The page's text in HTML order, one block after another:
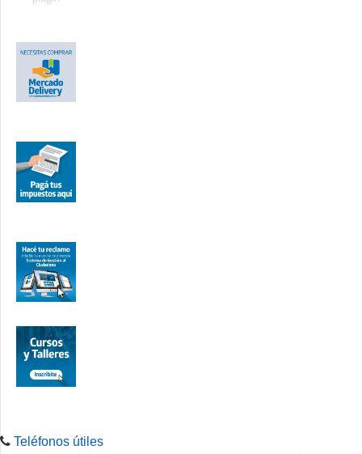
Teléfonos útiles